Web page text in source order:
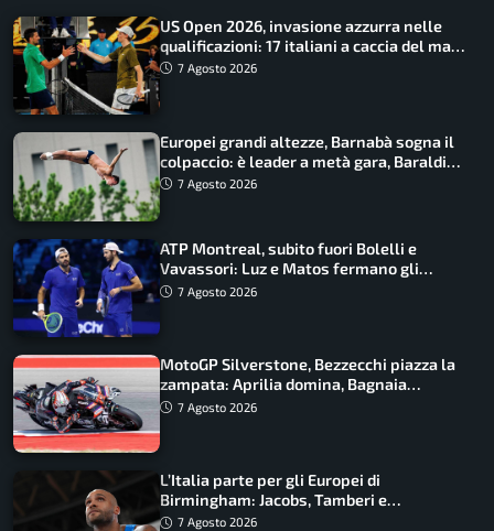
US Open 2026, invasione azzurra nelle
qualificazioni: 17 italiani a caccia del main
draw7 Agosto 2026
Europei grandi altezze, Barnabà sogna il
colpaccio: è leader a metà gara, Baraldi
ancora in corsa
7 Agosto 2026
ATP Montreal, subito fuori Bolelli e
Vavassori: Luz e Matos fermano gli
azzurri
7 Agosto 2026
MotoGP Silverstone, Bezzecchi piazza la
zampata: Aprilia domina, Bagnaia
costretto al Q1
7 Agosto 2026
L’Italia parte per gli Europei di
Birmingham: Jacobs, Tamberi e
Battocletti guidano una spedizione
7 Agosto 2026